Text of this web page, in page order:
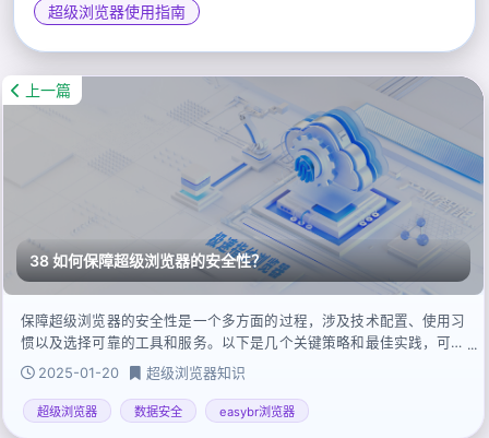
超级浏览器使用指南
上一篇
38 如何保障超级浏览器的安全性？
保障超级浏览器的安全性是一个多方面的过程，涉及技术配置、使用习
惯以及选择可靠的工具和服务。以下是几个关键策略和最佳实践，可以
帮助用户提升超级浏览器的安全性
2025-01-20 超级浏览器知识
超级浏览器 数据安全 easybr浏览器